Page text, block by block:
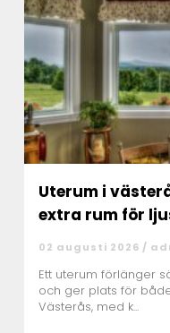
Uterum i västerås så skapar
extra rum för
02 augusti 2026 /
Ett uterum förlänger
och ger plats för
Västerås, med k...